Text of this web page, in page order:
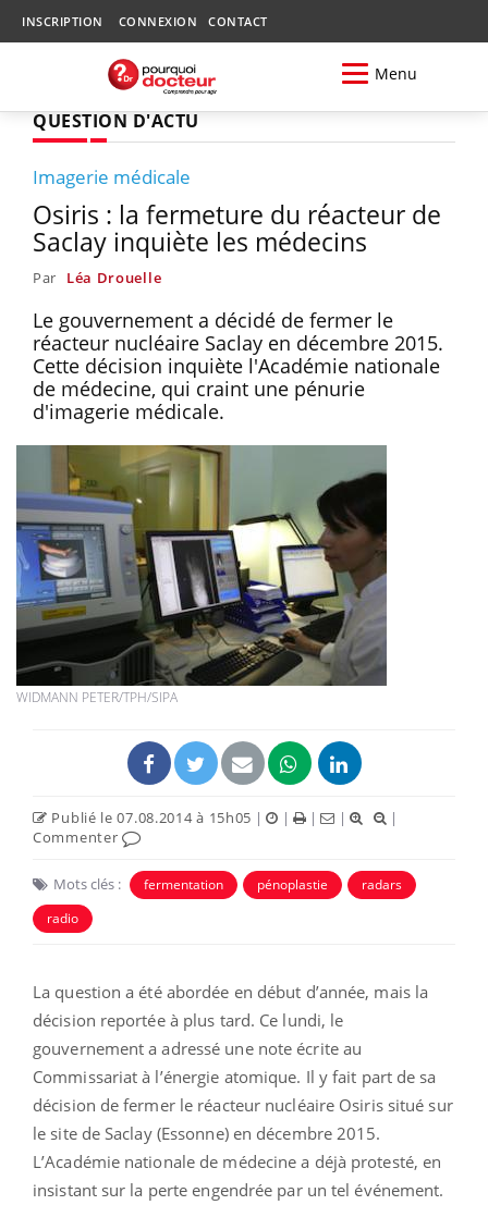
INSCRIPTION CONNEXION CONTACT
Menu
QUESTION D'ACTU
Imagerie médicale
Osiris : la fermeture du réacteur de
Saclay inquiète les médecins
Par Léa Drouelle
Le gouvernement a décidé de fermer le
réacteur nucléaire Saclay en décembre 2015.
Cette décision inquiète l'Académie nationale
de médecine, qui craint une pénurie
d'imagerie médicale.
WIDMANN PETER/TPH/SIPA
Publié le 07.08.2014 à 15h05 | | | |
|
Commenter
Mots clés : fermentation pénoplastie
radars
radio
La question a été abordée en début d’année, mais la
décision reportée à plus tard. Ce lundi, le
gouvernement a adressé une note écrite au
Commissariat à l’énergie atomique. Il y fait part de sa
décision de fermer le réacteur nucléaire Osiris situé sur
le site de Saclay (Essonne) en décembre 2015.
L’Académie nationale de médecine a déjà protesté, en
insistant sur la perte engendrée par un tel événement.